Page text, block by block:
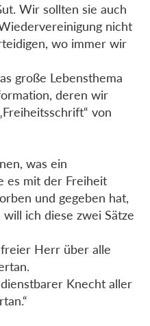
Wir sollten sie auch
nicht
wo immer wir
große Lebensthema
deren wir
von
was ein
es mit der Freiheit
und gegeben hat,
ich diese zwei Sätze
Herr über alle
Knecht aller